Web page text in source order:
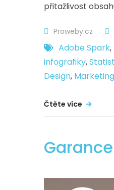
přitažlivost
Proweby.cz
Adobe Spark,
infografiky,
Design, Marketing
Čtěte více
Garance